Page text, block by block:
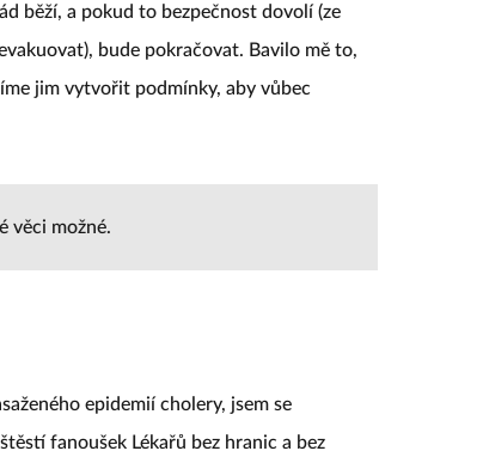
běží, a pokud to bezpečnost dovolí (ze
bude pokračovat. Bavilo mě to,
jim vytvořit podmínky, aby vůbec
věci možné.
epidemií cholery, jsem se
fanoušek Lékařů bez hranic a bez